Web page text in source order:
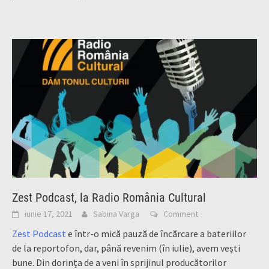
Zest Podcast, la Radio România Cultural
iunie 17, 2021 Sabina Varga Comment
Zest Podcast e într-o mică pauză de încărcare a bateriilor
de la reportofon, dar, până revenim (în iulie), avem vești
bune. Din dorința de a veni în sprijinul producătorilor